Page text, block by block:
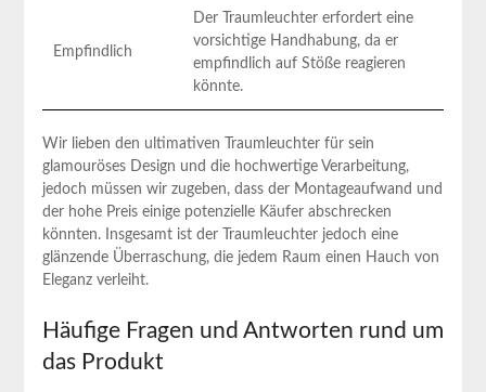
Empfindlich
Der Traumleuchter erfordert eine
vorsichtige Handhabung, da er
empfindlich auf Stöße reagieren
könnte.
Wir lieben den ultimativen Traumleuchter für sein
glamouröses Design und die hochwertige Verarbeitung,
jedoch müssen wir zugeben, dass der Montageaufwand und
der hohe Preis einige ⁤potenzielle Käufer abschrecken
könnten. Insgesamt ist der Traumleuchter jedoch eine
glänzende Überraschung, die jedem Raum einen Hauch von
Eleganz verleiht. ‍
Häufige Fragen und Antworten rund ⁣um
das Produkt